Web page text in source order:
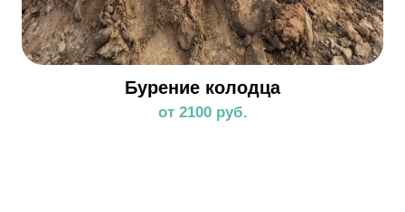
Бурение колодца
от 2100 руб.